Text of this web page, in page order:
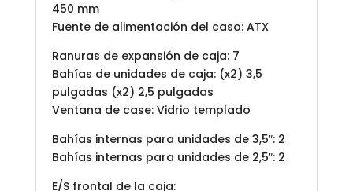
450 mm
Fuente de alimentación del caso: ATX
Ranuras de expansión de caja: 7
Bahías de unidades de caja: (x2) 3,5
pulgadas (x2) 2,5 pulgadas
Ventana de case: Vidrio templado
Bahías internas para unidades de 3,5″: 2
Bahías internas para unidades de 2,5″: 2
E/S frontal de la caja: